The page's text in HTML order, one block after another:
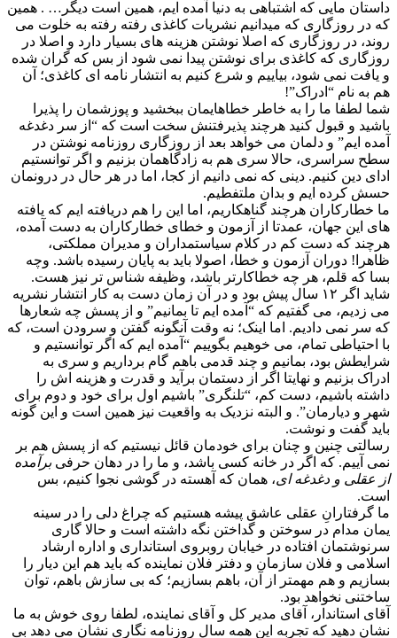
داستان مایی که اشتباهی به دنیا آمده ایم، همین است دیگر… . همین
که در روزگاری که میدانیم نشریات کاغذی رفته رفته به خلوت می
روند، در روزگاری که اصلا نوشتن هزینه های بسیار دارد و اصلا در
روزگاری که کاغذی برای نوشتن پیدا نمی شود از بس که گران شده
و یافت نمی شود، بیاییم و شرع کنیم به انتشار نامه ای کاغذی؛ آن
هم به نام “ادراک”!
شما لطفا ما را به خاطر خطاهایمان ببخشید و پوزشمان را پذیرا
باشید و قبول کنید هرچند پذیرفتنش سخت است که “از سر دغدغه
آمده ایم” و دلمان می خواهد بعد از روزگاری روزنامه نوشتن در
سطح سراسری، حالا سری هم به زادگاهمان بزنیم و اگر توانستیم
ادای دین کنیم. دینی که نمی دانیم از کجا، اما در هر حال در درونمان
حسش کرده ایم و بدان ملتفطیم.
ما خطارکاران هرچند گناهکاریم، اما این را هم دریافته ایم که یافته
های این جهان، عمدتا از آزمون و خطای خطارکاران به دست آمده،
هرچند که دست کم در کلام سیاستمداران و مدیران مملکتی،
ظاهرا! دوران آزمون و خطا، اصولا باید به پایان رسیده باشد. وچه
بسا که قلم، هر چه خطاکارتر باشد، وظیفه شناس تر نیز هست.
شاید اگر ۱۲ سال پیش بود و در آن زمان دست به کار انتشار نشریه
می زدیم، می گفتیم که “آمده ایم تا بمانیم” و از پسش چه شعارها
که سر نمی دادیم. اما اینک؛ نه وقت آنگونه گفتن و سرودن است، که
با احتیاطی تمام، می خوهیم بگوییم “آمده ایم که اگر توانستیم و
شرایطش بود، بمانیم و چند قدمی باهم گام برداریم و سری به
ادراک بزنیم و نهایتا اگر از دستمان برآید و قدرت و هزینه اش را
داشته باشیم، دست کم، “تلنگری” باشیم اول برای خود و دوم برای
شهر و دیارمان”. و البته نزدیک به واقعیت نیز همین است و این گونه
باید گفت و نوشت.
رسالتی چنین و چنان برای خودمان قائل نیستیم که از پسش هم بر
نمی آییم. که اگر در خانه کسی باشد، و ما را در دهان حرفیبرآمده
از عقلی و دغدغه ای، همان که آهسته در گوشی نجوا کنیم، بس
است.
ما گرفتارانِ عقلی عاشق پیشه هستیم که چراغ دلی را در سینه
یمان مدام در سوختن و گداختن نگه داشته است و حالا گاری
سرنوشتمان افتاده در خیابان روبروی استانداری و اداره ارشاد
اسلامی و فلان سازمان و دفتر فلان نماینده که باید هم این دیار را
بسازیم و هم مهمتر از آن، باهم بسازیم؛ که بی سازش باهم، توان
ساختنی نخواهد بود.
آقای استاندار، آقای مدیر کل و آقای نماینده، لطفا روی خوش به ما
نشان دهید که تجربه این همه سال روزنامه نگاری نشان می دهد بی